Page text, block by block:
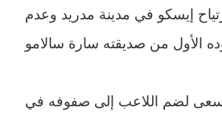
إيسكو في مدينة مدريد وعدم
لضم اللاعب إلى صفوفه في